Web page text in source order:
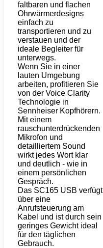
faltbaren und flachen
Ohrwärmerdesigns
einfach zu
transportieren und zu
verstauen und der
ideale Begleiter für
unterwegs.
Wenn Sie in einer
lauten Umgebung
arbeiten, profitieren Sie
von der Voice Clarity
Technologie in
Sennheiser Kopfhörern.
Mit einem
rauschunterdrückenden
Mikrofon und
detailliertem Sound
wirkt jedes Wort klar
und deutlich - wie in
einem persönlichen
Gespräch.
Das SC165 USB verfügt
über eine
Anrufsteuerung am
Kabel und ist durch sein
geringes Gewicht ideal
für den täglichen
Gebrauch.